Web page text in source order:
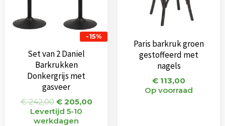
-15%
Set van 2 Daniel
Barkrukken
Donkergrijs met
gasveer
€242,00 €205,00
Levertijd 5-10
werkdagen
Paris barkruk groen
gestoffeerd met
nagels
€ 113,00
Op voorraad